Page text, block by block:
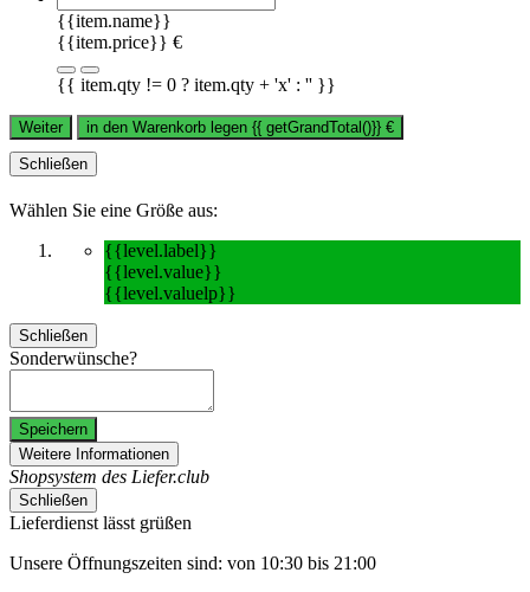
{{item.name}}
{{item.price}} €
{{ item.qty != 0 ? item.qty + 'x' : '' }}
Weiter in den Warenkorb legen {{ getGrandTotal()}} €
Schließen
Wählen Sie eine Größe aus:
{{level.label}}
{{level.value}}
{{level.valuelp}}
Schließen
Sonderwünsche?
Speichern
Weitere Informationen
Shopsystem des Liefer.club
Schließen
Lieferdienst lässt grüßen
Unsere Öffnungszeiten sind: von 10:30 bis 21:00